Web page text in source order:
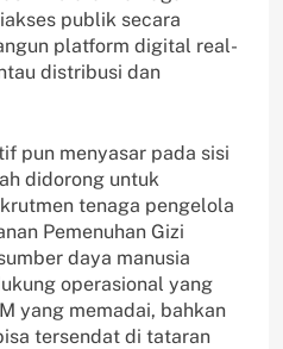
publik secara
platform digital real-
distribusi dan
pun menyasar pada sisi
didorong untuk
tenaga pengelola
Pemenuhan Gizi
daya manusia
operasional yang
yang memadai, bahkan
tersendat di tataran